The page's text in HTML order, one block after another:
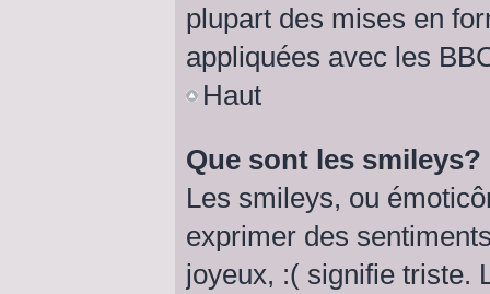
plupart des mises en
appliquées avec les
Haut
Que sont les smileys?
Les smileys, ou
exprimer des
joyeux, :( signifie triste.